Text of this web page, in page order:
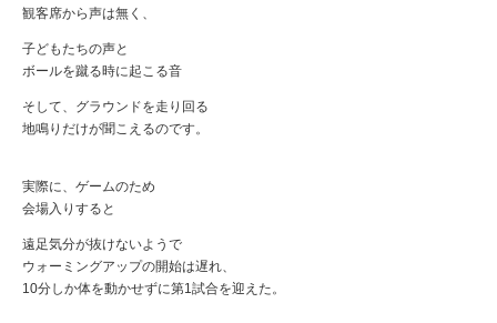
観客席から声は無く、
子どもたちの声と
ボールを蹴る時に起こる音
そして、グラウンドを走り回る
地鳴りだけが聞こえるのです。
実際に、ゲームのため
会場入りすると
遠足気分が抜けないようで
ウォーミングアップの開始は遅れ、
10分しか体を動かせずに第1試合を迎えた。